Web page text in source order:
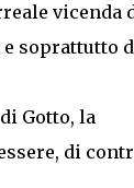
vicenda
soprattutto
Gotto, la
di